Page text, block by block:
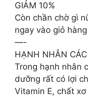
GIẢM 10%
Còn chần chờ gì
ngay vào giỏ
—-
HẠNH NHÂN
Trong hạnh nhân
dưỡng rất có lợi
Vitamin E, chất